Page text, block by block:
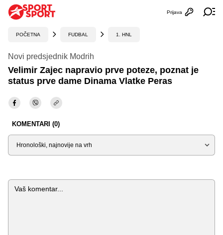
Otvori
Prijava
POČETNA FUDBAL 1. HNL
Novi predsjednik Modrih
Velimir Zajec napravio prve poteze, poznat je
status prve dame Dinama Vlatke Peras
KOMENTARI (0)
Sortiraj
Komentar